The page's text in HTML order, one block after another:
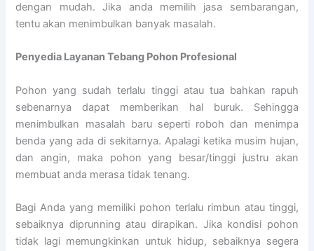
dengan mudah. Jika anda memilih jasa sembarangan,
tentu akan menimbulkan banyak masalah.
Penyedia Layanan Tebang Pohon Profesional
Pohon yang sudah terlalu tinggi atau tua bahkan rapuh
sebenarnya dapat memberikan hal buruk. Sehingga
menimbulkan masalah baru seperti roboh dan menimpa
benda yang ada di sekitarnya. Apalagi ketika musim hujan,
dan angin, maka pohon yang besar/tinggi justru akan
membuat anda merasa tidak tenang.
Bagi Anda yang memiliki pohon terlalu rimbun atau tinggi,
sebaiknya diprunning atau dirapikan. Jika kondisi pohon
tidak lagi memungkinkan untuk hidup, sebaiknya segera